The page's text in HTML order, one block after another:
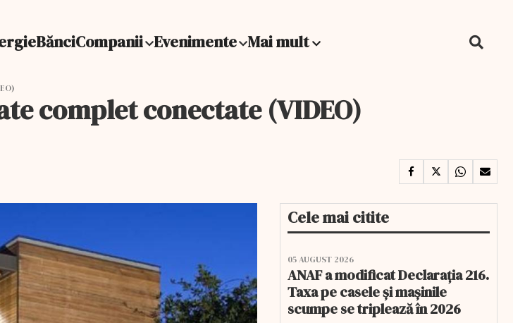
BănciCompanii Evenimente Mai mult
complet conectate (VIDEO)
Cele mai citite
05 AUGUST 2026
ANAF a modificat Declarația 216.
Taxa pe casele și mașinile
scumpe se triplează în 2026